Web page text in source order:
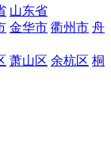
山东省
金华市 衢州市 舟
萧山区 余杭区 桐